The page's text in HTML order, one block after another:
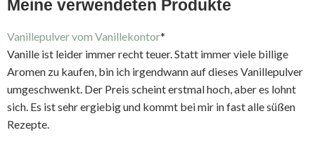
Meine verwendeten Produkte
Vanillepulver vom Vanillekontor*
Vanille ist leider immer recht teuer. Statt immer viele billige
Aromen zu kaufen, bin ich irgendwann auf dieses Vanillepulver
umgeschwenkt. Der Preis scheint erstmal hoch, aber es lohnt
sich. Es ist sehr ergiebig und kommt bei mir in fast alle süßen
Rezepte.